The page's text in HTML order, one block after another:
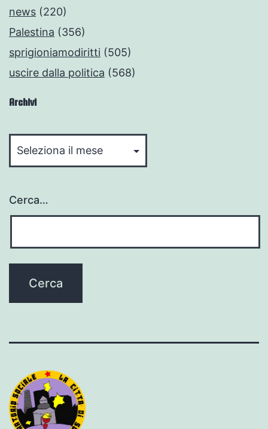
news (220)
Palestina (356)
sprigioniamodiritti (505)
uscire dalla politica (568)
Archivi
Cerca…